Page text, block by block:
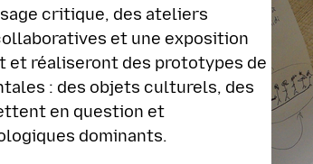
critique, des ateliers
et une exposition
et réaliseront des prototypes de
: des objets culturels, des
en question et
dominants.